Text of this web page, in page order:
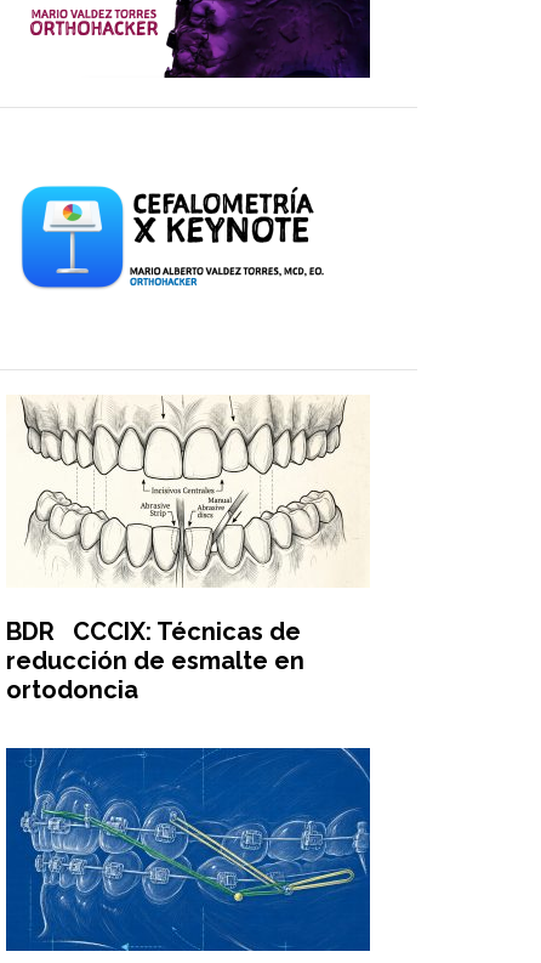
BDR CCCIX: Técnicas de
reducción de esmalte en
ortodoncia